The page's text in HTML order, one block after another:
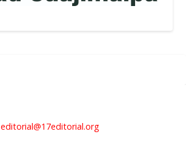
editorial@17editorial.org